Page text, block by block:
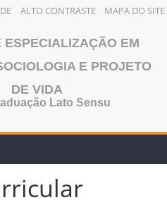
ALTO CONTRASTE MAPA DO SITE
ESPECIALIZAÇÃO EM
E PROJETO
DE VIDA
Lato Sensu